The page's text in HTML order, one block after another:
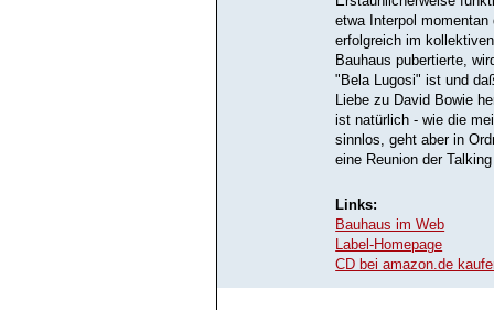
etwa Interpol
erfolgreich im
Bauhaus pubertierte,
"Bela Lugosi" ist und
Liebe zu David Bowie
ist natürlich - wie die
sinnlos, geht aber in
eine Reunion der
Links:
Bauhaus im Web
Label-Homepage
CD bei amazon.de